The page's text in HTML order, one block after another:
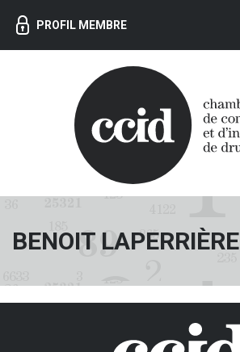
PROFIL MEMBRE
BENOIT LAPERRIÈRE